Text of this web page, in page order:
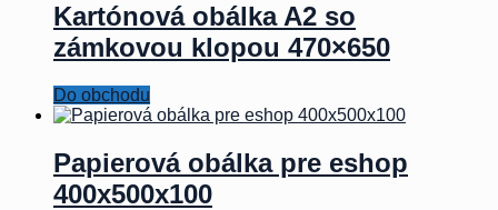
Kartónová obálka A2 so
zámkovou klopou 470×650
Do obchodu
Papierová obálka pre eshop
400x500x100